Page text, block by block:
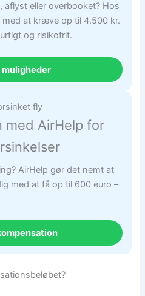
eller overbooket? Hos
at kræve op til 4.500 kr.
og risikofrit.
muligheder
med AirHelp for
AirHelp gør det nemt at
med at få op til 600 euro –